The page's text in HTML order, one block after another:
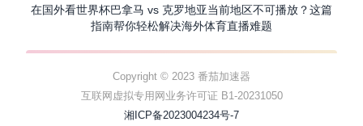
在国外看世界杯巴拿马 vs 克罗地亚当前地区不可播放？这篇
指南帮你轻松解决海外体育直播难题
Copyright © 2023 番茄加速器
互联网虚拟专用网业务许可证 B1-20231050
湘ICP备2023004234号-7